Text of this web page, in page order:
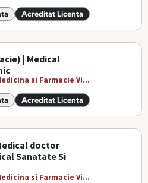
Acreditat Licenta
| Medical
si Farmacie Vi...
Acreditat Licenta
doctor
Sanatate Si
si Farmacie Vi...